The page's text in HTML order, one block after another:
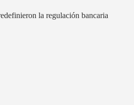
la regulación bancaria